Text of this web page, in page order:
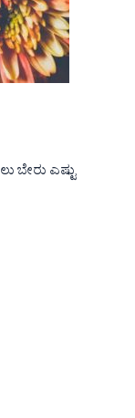
ಬೇರು ಎಷ್ಟು